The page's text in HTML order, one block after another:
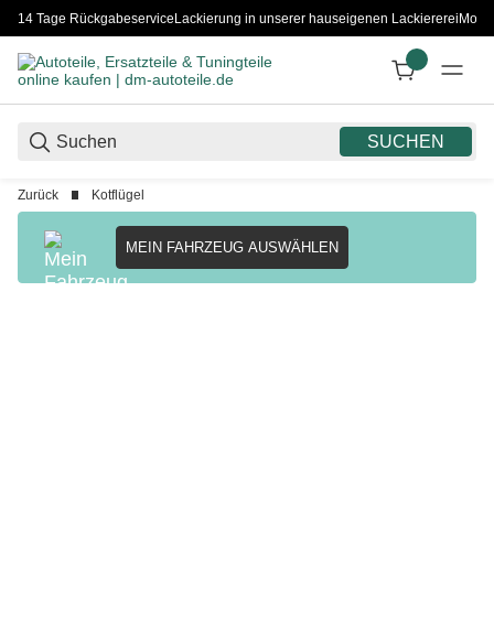
14 Tage RückgabeserviceLackierung in unserer hauseigenen Lackiererei
SUCHEN
Zurück Kotflügel
MEIN FAHRZEUG AUSWÄHLEN